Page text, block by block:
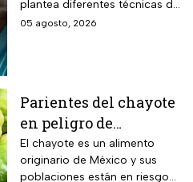
natural al envejecer
plantea diferentes técnicas de
estimulación mental para
05 agosto, 2026
Parientes del chayote
en peligro de
extinción, advierte
Instituto de Ecología
El chayote es un alimento
originario de México y sus
poblaciones están en riesgo